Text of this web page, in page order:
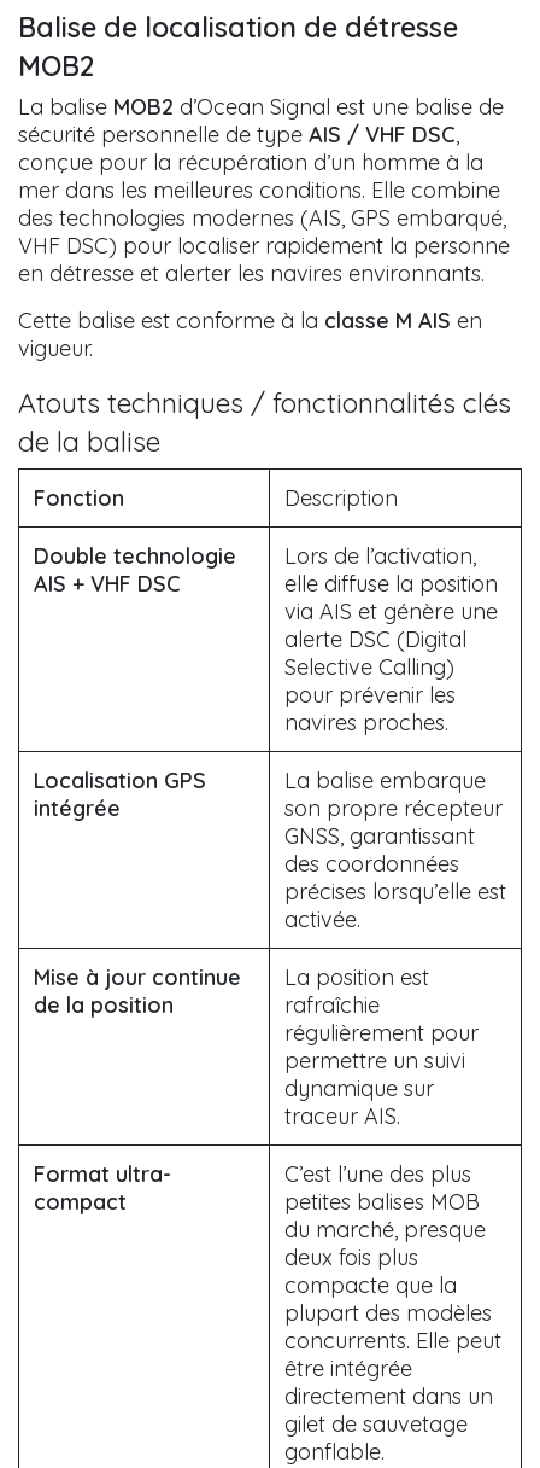
Balise de localisation de détresse
MOB2
La balise MOB2 d’Ocean Signal est une balise de
sécurité personnelle de type AIS / VHF DSC,
conçue pour la récupération d’un homme à la
mer dans les meilleures conditions. Elle combine
des technologies modernes (AIS, GPS embarqué,
VHF DSC) pour localiser rapidement la personne
en détresse et alerter les navires environnants.
Cette balise est conforme à la classe M AIS en
vigueur.
Atouts techniques / fonctionnalités clés
de la balise
Fonction Description
Double technologie
AIS + VHF DSC
Lors de l’activation,
elle diffuse la position
via AIS et génère une
alerte DSC (Digital
Selective Calling)
pour prévenir les
navires proches.
Localisation GPS
intégrée
La balise embarque
son propre récepteur
GNSS, garantissant
des coordonnées
précises lorsqu’elle est
activée.
Mise à jour continue
de la position
La position est
rafraîchie
régulièrement pour
permettre un suivi
dynamique sur
traceur AIS.
Format ultra-
compact
C’est l’une des plus
petites balises MOB
du marché, presque
deux fois plus
compacte que la
plupart des modèles
concurrents. Elle peut
être intégrée
directement dans un
gilet de sauvetage
gonflable.